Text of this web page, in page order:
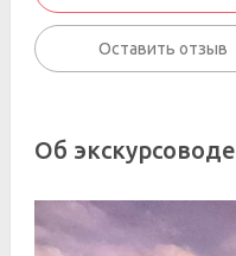
Оставить отзыв
Об экскурсоводе